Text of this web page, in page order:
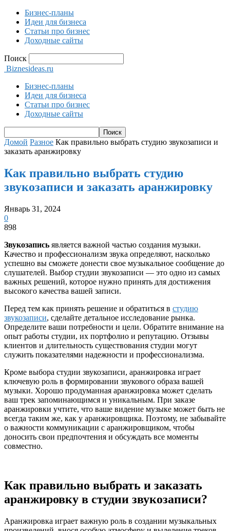
Бизнес-планы
Идеи для бизнеса
Статьи про бизнес
Доходные сайты
Поиск
Biznesideas.ru
Бизнес-планы
Идеи для бизнеса
Статьи про бизнес
Доходные сайты
Домой Разное Как правильно выбрать студию звукозаписи и
заказать аранжировку
Как правильно выбрать студию
звукозаписи и заказать аранжировку
Январь 31, 2024
0
898
Звукозапись является важной частью создания музыки.
Качество и профессионализм звука определяют, насколько
успешно вы сможете донести свое музыкальное сообщение до
слушателей. Выбор студии звукозаписи — это одно из самых
важных решений, которое нужно принять для достижения
высокого качества вашей записи.
Перед тем как принять решение и обратиться в студию
звукозаписи, сделайте детальное исследование рынка.
Определите ваши потребности и цели. Обратите внимание на
опыт работы студии, их портфолио и репутацию. Отзывы
клиентов и длительность существования студии могут
служить показателями надежности и профессионализма.
Кроме выбора студии звукозаписи, аранжировка играет
ключевую роль в формировании звукового образа вашей
музыки. Хорошо продуманная аранжировка может сделать
ваш трек запоминающимся и уникальным. При заказе
аранжировки учтите, что ваше видение музыке может быть не
всегда таким же, как у аранжировщика. Поэтому, не забывайте
о важности коммуникации с аранжировщиком, чтобы
доносить свои предпочтения и обсуждать все моменты
совместно.
Как правильно выбрать и заказать
аранжировку в студии звукозаписи?
Аранжировка играет важную роль в создании музыкальных